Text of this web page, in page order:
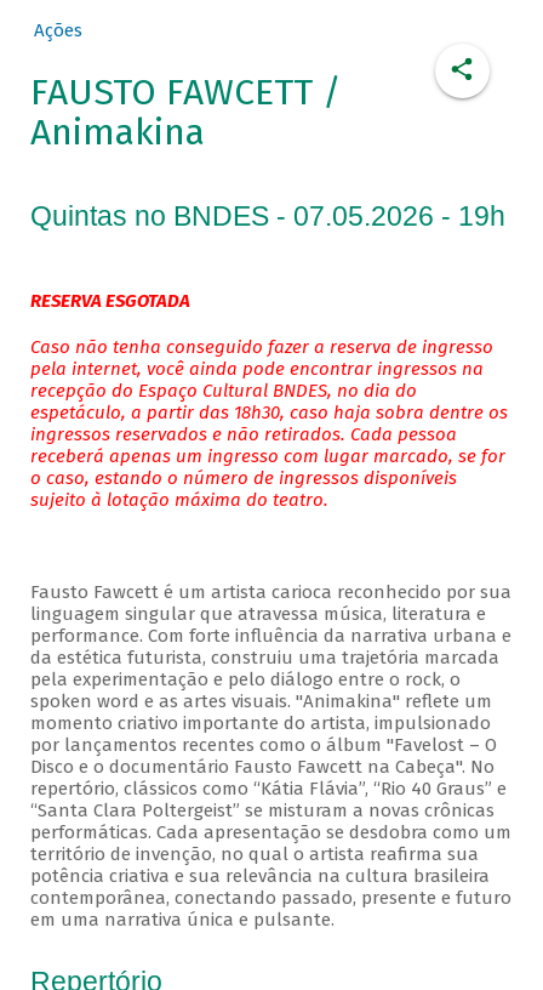
Ações
FAUSTO FAWCETT /
Animakina
Quintas no BNDES - 07.05.2026 - 19h
RESERVA ESGOTADA
Caso não tenha conseguido fazer a reserva de ingresso
pela internet, você ainda pode encontrar ingressos na
recepção do Espaço Cultural BNDES, no dia do
espetáculo, a partir das 18h30, caso haja sobra dentre os
ingressos reservados e não retirados. Cada pessoa
receberá apenas um ingresso com lugar marcado, se for
o caso, estando o número de ingressos disponíveis
sujeito à lotação máxima do teatro.
Fausto Fawcett é um artista carioca reconhecido por sua
linguagem singular que atravessa música, literatura e
performance. Com forte influência da narrativa urbana e
da estética futurista, construiu uma trajetória marcada
pela experimentação e pelo diálogo entre o rock, o
spoken word e as artes visuais. "Animakina" reflete um
momento criativo importante do artista, impulsionado
por lançamentos recentes como o álbum "Favelost – O
Disco e o documentário Fausto Fawcett na Cabeça". No
repertório, clássicos como “Kátia Flávia”, “Rio 40 Graus” e
“Santa Clara Poltergeist” se misturam a novas crônicas
performáticas. Cada apresentação se desdobra como um
território de invenção, no qual o artista reafirma sua
potência criativa e sua relevância na cultura brasileira
contemporânea, conectando passado, presente e futuro
em uma narrativa única e pulsante.
Repertório